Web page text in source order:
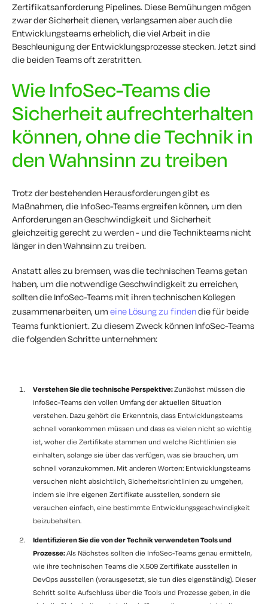
Zertifikatsanforderung Pipelines. Diese Bemühungen mögen
zwar der Sicherheit dienen, verlangsamen aber auch die
Entwicklungsteams erheblich, die viel Arbeit in die
Beschleunigung der Entwicklungsprozesse stecken. Jetzt sind
die beiden Teams oft zerstritten.
Wie InfoSec-Teams die
Sicherheit aufrechterhalten
können, ohne die Technik in
den Wahnsinn zu treiben
Trotz der bestehenden Herausforderungen gibt es
Maßnahmen, die InfoSec-Teams ergreifen können, um den
Anforderungen an Geschwindigkeit und Sicherheit
gleichzeitig gerecht zu werden - und die Technikteams nicht
länger in den Wahnsinn zu treiben.
Anstatt alles zu bremsen, was die technischen Teams getan
haben, um die notwendige Geschwindigkeit zu erreichen,
sollten die InfoSec-Teams mit ihren technischen Kollegen
zusammenarbeiten, um eine Lösung zu findendie für beide
Teams funktioniert. Zu diesem Zweck können InfoSec-Teams
die folgenden Schritte unternehmen:
Verstehen Sie die technische Perspektive:Zunächst müssen die
InfoSec-Teams den vollen Umfang der aktuellen Situation
verstehen. Dazu gehört die Erkenntnis, dass Entwicklungsteams
schnell vorankommen müssen und dass es vielen nicht so wichtig
ist, woher die Zertifikate stammen und welche Richtlinien sie
einhalten, solange sie über das verfügen, was sie brauchen, um
schnell voranzukommen. Mit anderen Worten: Entwicklungsteams
versuchen nicht absichtlich, Sicherheitsrichtlinien zu umgehen,
indem sie ihre eigenen Zertifikate ausstellen, sondern sie
versuchen einfach, eine bestimmte Entwicklungsgeschwindigkeit
beizubehalten.
Identifizieren Sie die von der Technik verwendeten Tools und
Prozesse:Als Nächstes sollten die InfoSec-Teams genau ermitteln,
wie ihre technischen Teams die X.509 Zertifikate ausstellen in
DevOps ausstellen (vorausgesetzt, sie tun dies eigenständig). Dieser
Schritt sollte Aufschluss über die Tools und Prozesse geben, in die